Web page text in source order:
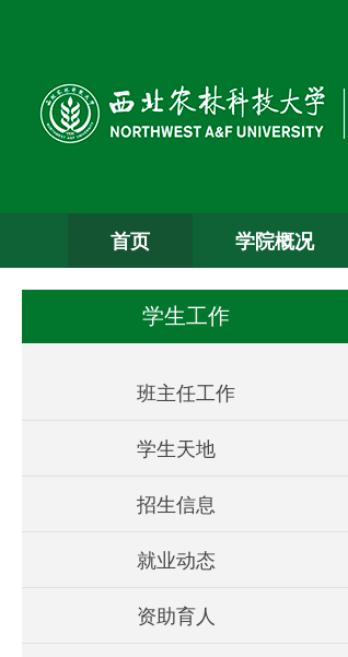
首页 学院概况
学生工作
班主任工作
学生天地
招生信息
就业动态
资助育人